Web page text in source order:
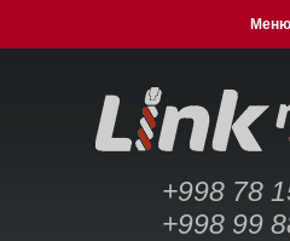
Меню
+998 78
+998 99